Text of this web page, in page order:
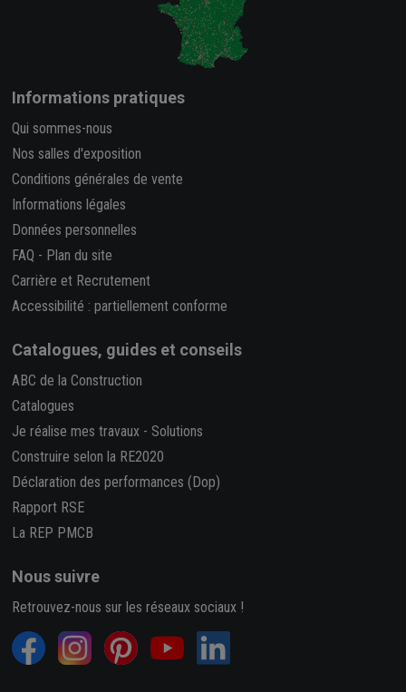
Informations pratiques
Qui sommes-nous
Nos salles d'exposition
Conditions générales de vente
Informations légales
Données personnelles
FAQ - Plan du site
Carrière et Recrutement
Accessibilité : partiellement conforme
Catalogues, guides et conseils
ABC de la Construction
Catalogues
Je réalise mes travaux - Solutions
Construire selon la RE2020
Déclaration des performances (Dop)
Rapport RSE
La REP PMCB
Nous suivre
Retrouvez-nous sur les réseaux sociaux !